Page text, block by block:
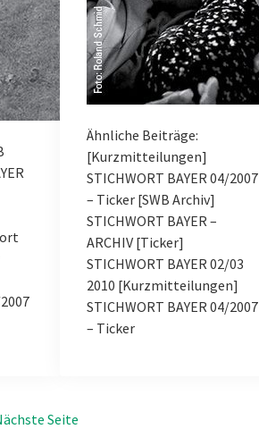
Ähnliche Beiträge:
[Kurzmitteilungen]
STICHWORT BAYER 04/2007
– Ticker [SWB Archiv]
STICHWORT BAYER –
ARCHIV [Ticker]
STICHWORT BAYER 02/03
2010 [Kurzmitteilungen]
STICHWORT BAYER 04/2007
– Ticker
Seite